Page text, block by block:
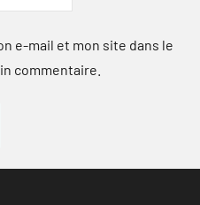
e-mail et mon site dans le
commentaire.